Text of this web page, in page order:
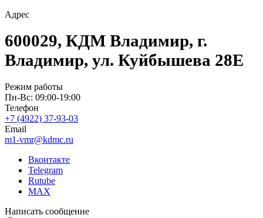
Адрес
600029, КДМ Владимир, г.
Владимир, ул. Куйбышева 28Е
Режим работы
Пн-Вс: 09:00-19:00
Телефон
+7 (4922) 37-93-03
Email
m1-vmr@kdmc.ru
Вконтакте
Telegram
Rutube
MAX
Написать сообщение